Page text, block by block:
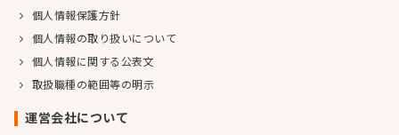
個人情報保護方針
個人情報の取り扱いについて
個人情報に関する公表文
取扱職種の範囲等の明示
運営会社について